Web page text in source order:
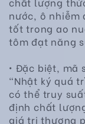
nước, ô nhiễm
tốt trong ao
tôm đạt năng
• Đặc biệt, mã
“Nhật ký quá
có thể truy
định chất
giá trị thương